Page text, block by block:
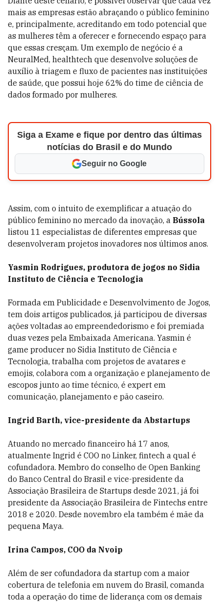
mais as empresas estão abraçando o público feminino
e, principalmente, acreditando em todo potencial que
as mulheres têm a oferecer e fornecendo espaço para
que essas cresçam. Um exemplo de negócio é a
NeuralMed, healthtech que desenvolve soluções de
auxílio à triagem e fluxo de pacientes nas instituições
de saúde, que possui hoje 62% do time de ciência de
dados formado por mulheres.
Siga a Exame e fique por dentro das últimas
notícias do Brasil e do Mundo
Seguir no Google
Assim, com o intuito de exemplificar a atuação do
público feminino no mercado da inovação, a Bússola
listou 11 especialistas de diferentes empresas que
desenvolveram projetos inovadores nos últimos anos.
Yasmin Rodrigues, produtora de jogos no Sidia
Instituto de Ciência e Tecnologia
Formada em Publicidade e Desenvolvimento de Jogos,
tem dois artigos publicados, já participou de diversas
ações voltadas ao empreendedorismo e foi premiada
duas vezes pela Embaixada Americana. Yasmin é
game producer no Sidia Instituto de Ciência e
Tecnologia, trabalha com projetos de avatares e
emojis, colabora com a organização e planejamento de
escopos junto ao time técnico, é expert em
comunicação, planejamento e pão caseiro.
Ingrid Barth, vice-presidente da Abstartups
Atuando no mercado financeiro há 17 anos,
atualmente Ingrid é COO no Linker, fintech a qual é
cofundadora. Membro do conselho de Open Banking
do Banco Central do Brasil e vice-presidente da
Associação Brasileira de Startups desde 2021, já foi
presidente da Associação Brasileira de Fintechs entre
2018 e 2020. Desde novembro ela também é mãe da
pequena Maya.
Irina Campos, COO da Nvoip
Além de ser cofundadora da startup com a maior
cobertura de telefonia em nuvem do Brasil, comanda
toda a operação do time de liderança com os demais